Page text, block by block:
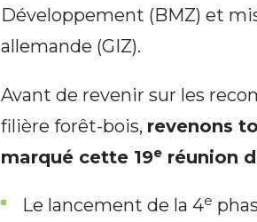
Développement (BMZ) et
allemande (GIZ).
Avant de revenir sur les
filière forêt-bois, revenons
marqué cette 19e réunion
Le lancement de la 4e